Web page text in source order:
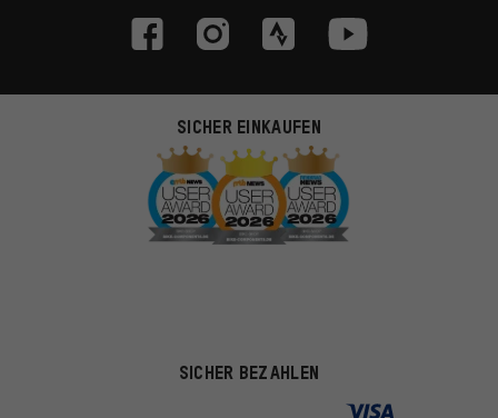
SICHER EINKAUFEN
SICHER BEZAHLEN